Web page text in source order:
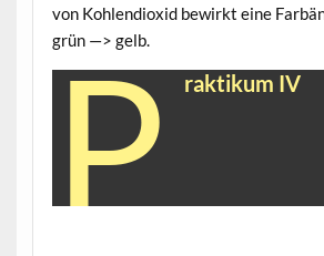
von Kohlendioxid bewirkt eine
grün —> gelb.
P raktikum IV